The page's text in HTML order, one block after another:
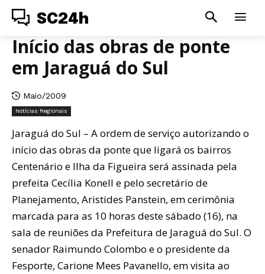
SC24h
Início das obras de ponte
em Jaraguá do Sul
Maio/2009
Notícias Regionais
Jaraguá do Sul – A ordem de serviço autorizando o
início das obras da ponte que ligará os bairros
Centenário e Ilha da Figueira será assinada pela
prefeita Cecília Konell e pelo secretário de
Planejamento, Aristides Panstein, em cerimônia
marcada para as 10 horas deste sábado (16), na
sala de reuniões da Prefeitura de Jaraguá do Sul. O
senador Raimundo Colombo e o presidente da
Fesporte, Carione Mees Pavanello, em visita ao